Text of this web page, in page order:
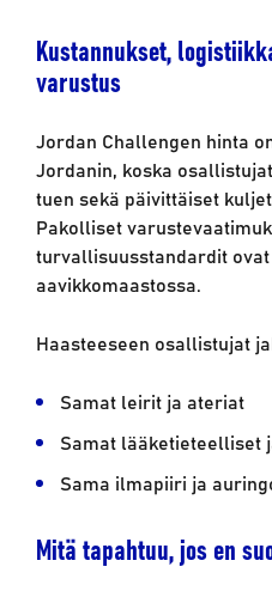
Kustannukset,
varustus
Jordan Challengen hinta
Jordanin, koska
tuen sekä päivittäiset
Pakolliset
turvallisuusstandardit
aavikkomaastossa.
Haasteeseen osallistujat
Samat leirit ja ateriat
Samat lääketieteelliset
Sama ilmapiiri ja
Mitä tapahtuu, jos en